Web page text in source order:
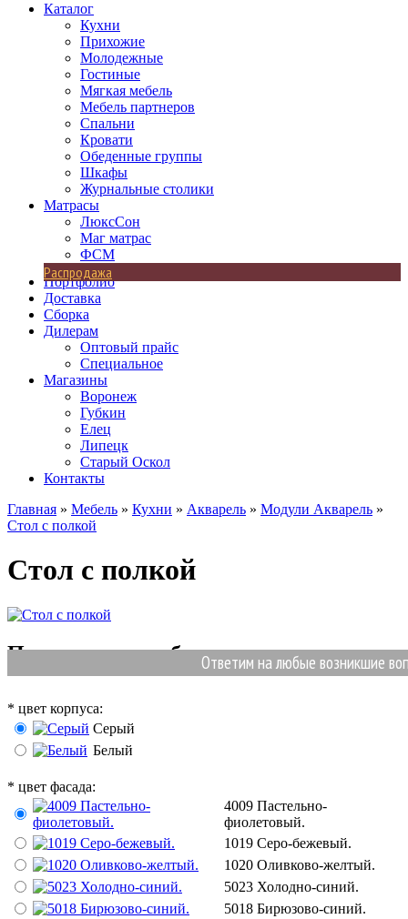
Каталог
Кухни
Прихожие
Молодежные
Гостиные
Мягкая мебель
Мебель партнеров
Спальни
Кровати
Обеденные группы
Шкафы
Журнальные столики
Матрасы
ЛюксСон
Маг матрас
ФСМ
Распродажа
Портфолио
Доставка
Сборка
Дилерам
Оптовый прайс
Специальное
Магазины
Воронеж
Губкин
Елец
Липецк
Старый Оскол
Контакты
Ответим на любые возникшие
Главная » Мебель » Кухни » Акварель » Модули Акварель »
Стол с полкой
Стол с полкой
Позиции для выбора
* цвет корпуса:
Серый
Белый
* цвет фасада:
4009 Пастельно-
фиолетовый.
1019 Серо-бежевый.
1020 Оливково-желтый.
5023 Холодно-синий.
5018 Бирюзово-синий.